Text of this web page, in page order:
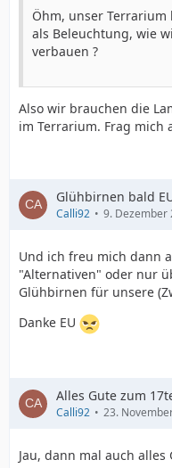
Öhm, unser
als Beleuchtung, wie
verbauen ?
Also wir brauchen die
im Terrarium. Frag mich
Glühbirnen bald
Calli92 9. Dezember
Und ich freu mich dann
"Alternativen" oder nur
Glühbirnen für unsere
Danke EU
Alles Gute zum
Calli92 23.
Jau, dann mal auch alles